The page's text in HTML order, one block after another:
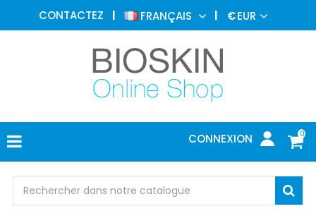
CONTACTEZ FRANÇAIS €EUR
0
CONNEXION
MÉDECINE
ESTHÉTIQUE
DERMATOLOGIE
PHOTOTHÉRAPIE
MÉDICAL
MÉDICAL
PROTECTION